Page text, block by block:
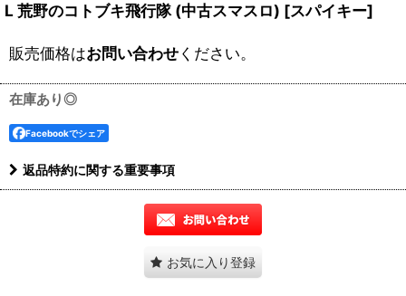
L 荒野のコトブキ飛行隊 (中古スマスロ) [スパイキー]
販売価格はお問い合わせください。
在庫あり◎
Facebookでシェア
返品特約に関する重要事項
お気に入り登録